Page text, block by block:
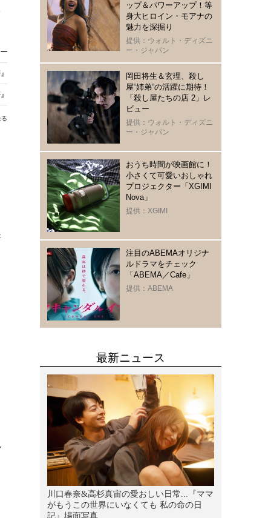
プン！ 先行販売商品やフォトスポットも
らすじ・声優キャストまとめ【金曜ロードショー放送】
地上波初！ 4週連続“魔法ワールド”1月12日から
ップ＆パワーアップ！等
身大ヒロイン・モアナの
魅力を深掘り
提供：ウォルト・ディズニ
ー・ジャパン
岡田将生＆玄理、殺し
屋“姉弟“の活躍に期待！
「殺し屋たちの店 2」レ
ビュー
提供：ウォルト・ディズニ
ー・ジャパン
おうち時間が映画館に！
小さくて可愛いおしゃれ
プロジェクター「XGIMI
Nova」
提供：XGIMI
注目のABEMAオリジナ
ルドラマをチェック
「ABEMA／Cafe」
提供：ABEMA